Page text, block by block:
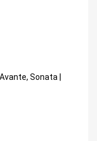
Sonata |